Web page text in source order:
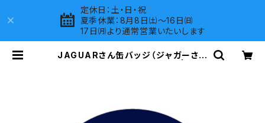
定休日：土・日・祝
夏季休業：8月8日㈯～16日㈰
17日㈪より通常営業いたいします
JAGUARさん缶バッジ（ジャガーさん